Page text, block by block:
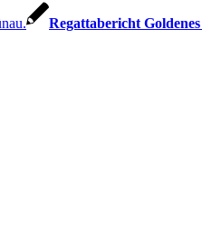
Regattabericht